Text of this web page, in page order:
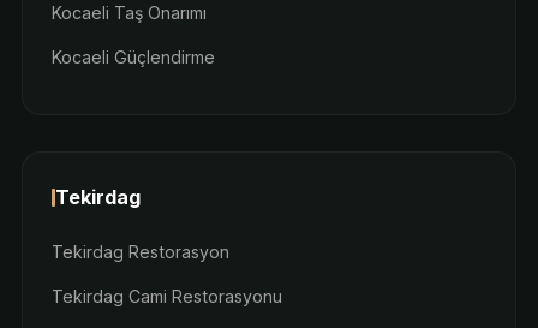
Kocaeli Taş Onarımı
Kocaeli Güçlendirme
Tekirdag
Tekirdag Restorasyon
Tekirdag Cami Restorasyonu